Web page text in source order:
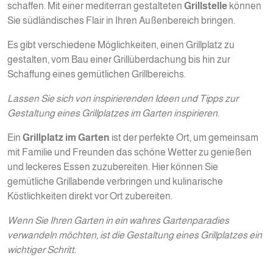
schaffen. Mit einer mediterran gestalteten Grillstelle können
Sie südländisches Flair in Ihren Außenbereich bringen.
Es gibt verschiedene Möglichkeiten, einen Grillplatz zu
gestalten, vom Bau einer Grillüberdachung bis hin zur
Schaffung eines gemütlichen Grillbereichs.
Lassen Sie sich von inspirierenden Ideen und Tipps zur
Gestaltung eines Grillplatzes im Garten inspirieren.
Ein Grillplatz im Garten ist der perfekte Ort, um gemeinsam
mit Familie und Freunden das schöne Wetter zu genießen
und leckeres Essen zuzubereiten. Hier können Sie
gemütliche Grillabende verbringen und kulinarische
Köstlichkeiten direkt vor Ort zubereiten.
Wenn Sie Ihren Garten in ein wahres Gartenparadies
verwandeln möchten, ist die Gestaltung eines Grillplatzes ein
wichtiger Schritt.